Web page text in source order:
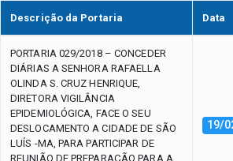
Descrição da Portaria Data
PORTARIA 029/2018 – CONCEDER
DIÁRIAS A SENHORA RAFAELLA
OLINDA S. CRUZ HENRIQUE,
DIRETORA VIGILÂNCIA
EPIDEMIOLÓGICA, FACE O SEU
DESLOCAMENTO A CIDADE DE SÃO
LUÍS -MA, PARA PARTICIPAR DE
REUNIÃO DE PREPARAÇÃO PARA A
19/